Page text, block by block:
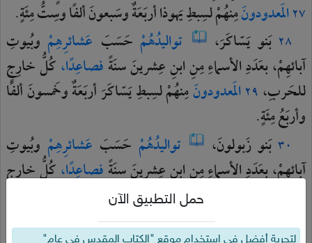
٢٧المَعدودونَمِنهُمْلسِبطِيَهوذاأربَعَةٌوسَبعونَألفًاوسِتُّمِئَةٍ.
٢٨ بَنويَسّاكَرَ، تواليدُهُمْ حَسَبَ عَشائرِهِمْوبُيوتِ
آبائهِمْ،بعَدَدِالأسماءِمِنِابنِعِشرينَسنَةًفصاعِدًا،كُلُّخارِجٍ
للحَربِ، ٢٩المَعدودونَمِنهُمْلسِبطِيَسّاكَرَأربَعَةٌوخَمسونَألفًا
وأربَعُمِئَةٍ.
٣٠ بَنوزَبولونَ، تواليدُهُمْ حَسَبَ عَشائرِهِمْ وبُيوتِ
آبائهِمْ،بعَدَدِالأسماءِمِنِابنِعِشرينَسنَةًفصاعِدًا،كُلُّخارِجٍ
المَعدودونَمِنهُمْلسِبطِزَبولونَ
وأربَعُمِئَةٍ.
حمل التطبيق الآن
لتجربة أفضل في استخدام موقع "الكتاب المقدس في عام"